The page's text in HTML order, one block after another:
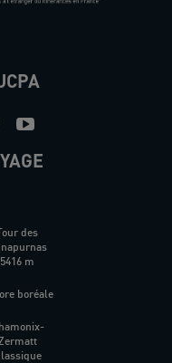
des
5416 m
boréale